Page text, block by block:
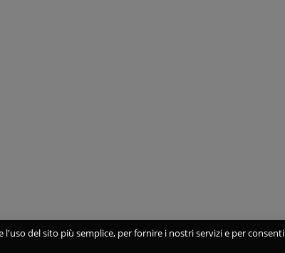
del sito più semplice, per fornire i nostri servizi e per